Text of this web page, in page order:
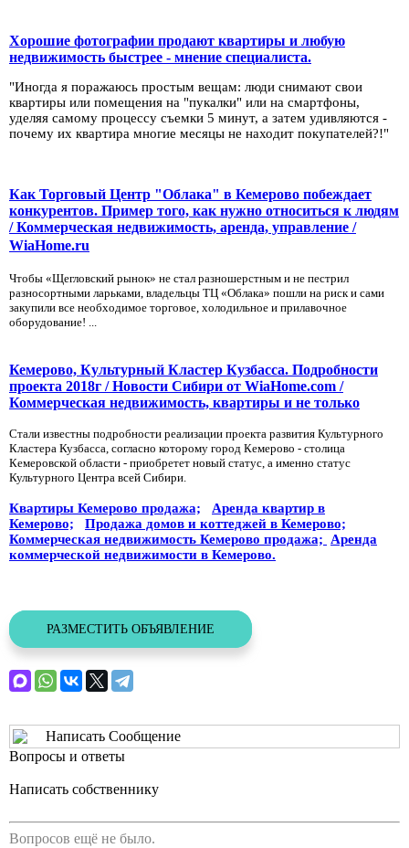
Хорошие фотографии продают квартиры и любую
недвижимость быстрее - мнение специалиста.
"Иногда я поражаюсь простым вещам: люди снимают свои
квартиры или помещения на "пукалки" или на смартфоны,
уделяя самому процессу съемки 5 минут, а затем удивляются -
почему их квартира многие месяцы не находит покупателей?!"
Как Торговый Центр "Облака" в Кемерово побеждает
конкурентов. Пример того, как нужно относиться к людям
/ Коммерческая недвижимость, аренда, управление /
WiaHome.ru
Чтобы «Щегловский рынок» не стал разношерстным и не пестрил
разносортными ларьками, владельцы ТЦ «Облака» пошли на риск и сами
закупили все необходимое торговое, холодильное и прилавочное
оборудование! ...
Кемерово, Культурный Кластер Кузбасса. Подробности
проекта 2018г / Новости Сибири от WiaHome.com /
Коммерческая недвижимость, квартиры и не только
Стали известны подробности реализации проекта развития Культурного
Кластера Кузбасса, согласно которому город Кемерово - столица
Кемеровской области - приобретет новый статус, а именно статус
Культурного Центра всей Сибири.
Квартиры Кемерово продажа;
Аренда квартир в
Кемерово;
Продажа домов и коттеджей в Кемерово;
Коммерческая недвижимость Кемерово продажа;
Аренда
коммерческой недвижимости в Кемерово.
РАЗМЕСТИТЬ ОБЪЯВЛЕНИЕ
Написать Сообщение
Вопросы и ответы
Написать собственнику
Вопросов ещё не было.